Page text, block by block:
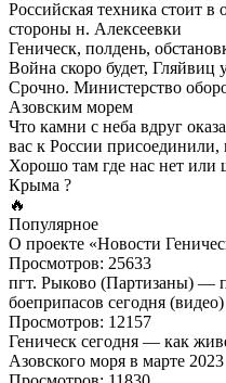
Российская техника стоит в
стороны н. Алексеевки
Геническ, полдень,
Война скоро будет, Гляйвиц
Срочно. Министерство
Азовским морем
Что камни с неба вдруг
вас к России присоединили,
Хорошо там где нас нет или
Крыма ?
🔥
Популярное
О проекте «Новости
Просмотров: 25633
пгт. Рыково (Партизаны) —
боеприпасов сегодня (видео)
Просмотров: 12157
Геническ сегодня — как
Азовского моря в марте 2023